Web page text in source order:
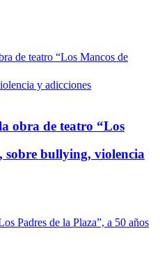
obra de teatro “Los
sobre bullying, violencia